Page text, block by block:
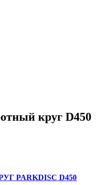
круг D450
PARKDISC D450